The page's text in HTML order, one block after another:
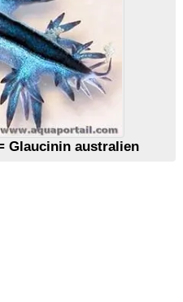
Glaucinin australien